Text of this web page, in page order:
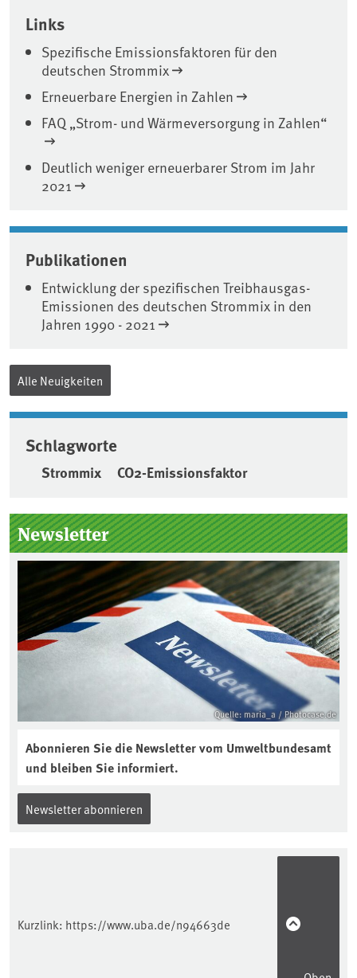
Links
Spezifische Emissionsfaktoren für den
deutschen Strommix
Erneuerbare Energien in Zahlen
FAQ „Strom- und Wärmeversorgung in Zahlen“
Deutlich weniger erneuerbarer Strom im Jahr
2021
Publikationen
Entwicklung der spezifischen Treibhausgas-
Emissionen des deutschen Strommix in den
Jahren 1990 - 2021
Alle Neuigkeiten
Schlagworte
Strommix CO2-Emissionsfaktor
Seitenleiste
Newsletter
Quelle: maria_a / Photocase.de
Abonnieren Sie die Newsletter vom Umweltbundesamt
und bleiben Sie informiert.
Newsletter abonnieren
Kurzlink: https://www.uba.de/n94663de